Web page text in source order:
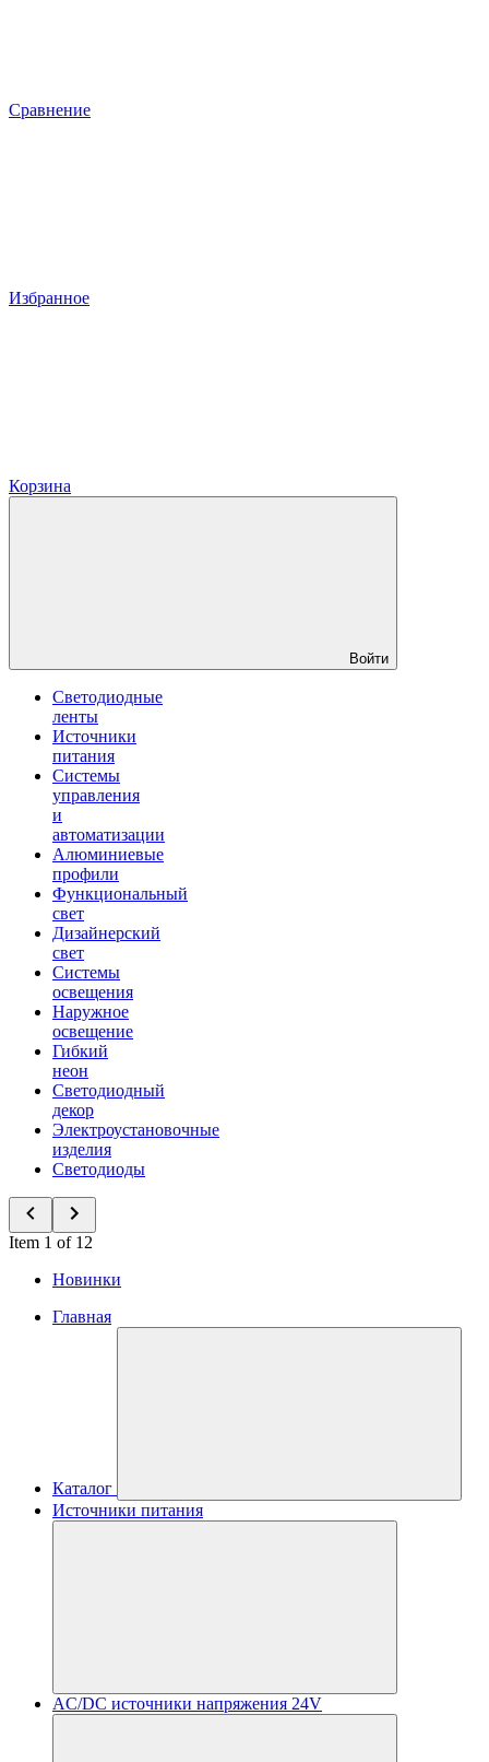
Сравнение
Избранное
Корзина
Войти
Светодиодные
ленты
Источники
питания
Системы
управления
и
автоматизации
Алюминиевые
профили
Функциональный
свет
Дизайнерский
свет
Системы
освещения
Наружное
освещение
Гибкий
неон
Светодиодный
декор
Электроустановочные
изделия
Светодиоды
Item 1 of 12
Новинки
Главная
Каталог
Источники питания
AC/DC источники напряжения 24V